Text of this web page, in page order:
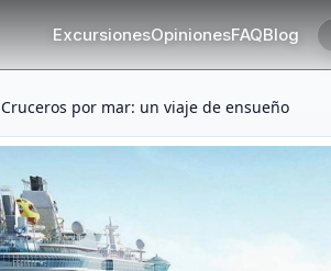
ExcursionesOpinionesFAQBlog
Cruceros por mar: un viaje de ensueño